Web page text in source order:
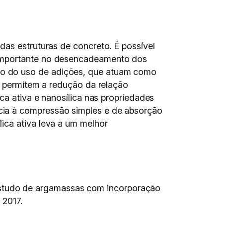
estruturas de concreto. É possível
no desencadeamento dos
do uso de adições, que atuam como
a redução da relação
ativa e nanosílica nas propriedades
à compressão simples e de absorção
ativa leva a um melhor
de argamassas com incorporação